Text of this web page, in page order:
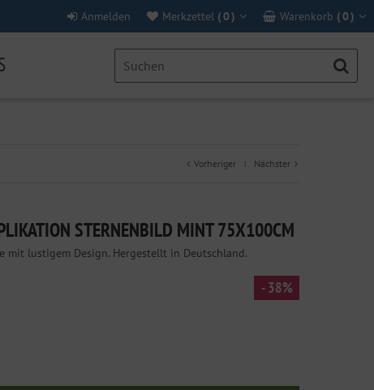
Warenkorb (0 )
Merkzettel (0 )
Anmelden
Vorheriger | Nächster
STERNENBILD MINT 75X100CM
mit lustigem Design. Hergestellt in Deutschland.
- 38%